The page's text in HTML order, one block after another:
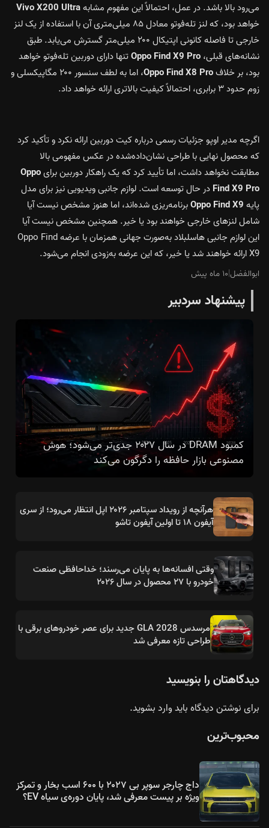
می‌رود بالا باشد. در عمل، احتمالاً این مفهوم مشابهVivo X200 Ultra
خواهد بود، که لنز تله‌فوتو معادل ۸۵ میلی‌متری آن با استفاده از یک لنز
خارجی تا فاصله کانونی اپتیکال ۲۰۰ میلی‌متر گسترش می‌یابد. طبق
نشانه‌های قبلی، Oppo Find X9 Proتنها دارای دوربین تله‌فوتو خواهد
بود، بر خلافOppo Find X8 Pro
، اما به لطف سنسور ۲۰۰ مگاپیکسلی و
زوم حدود ۳ برابری، احتمالاً کیفیت بالاتری ارائه خواهد داد.
اگرچه مدیر اوپو جزئیات رسمی درباره کیت دوربین ارائه نکرد و تأکید کرد
که محصول نهایی با طراحی نشان‌داده‌شده در عکس مفهومی بالا
مطابقت نخواهد داشت، اما تأیید کرد که یک راهکار دوربین برایOppo
Find X9 Pro در حال توسعه است. لوازم جانبی ویدیویی نیز برای مدل
پایه Oppo Find X9برنامه‌ریزی شده‌اند، اما هنوز مشخص نیست آیا
شامل لنزهای خارجی خواهند بود یا خیر. همچنین مشخص نیست آیا
این لوازم جانبی هاسلبلاد به‌صورت جهانی همزمان با عرضه Oppo Find
X9 ارائه خواهند شد یا خیر، که این عرضه به‌زودی انجام می‌شود.
ابوالفضل|۱۰ ماه پیش
پیشنهاد سردبیر
کمبود DRAM در سال ۲۰۲۷ جدی‌تر می‌شود؛ هوش
مصنوعی بازار حافظه را دگرگون می‌کند
هرآنچه از رویداد سپتامبر ۲۰۲۶ اپل انتظار می‌رود؛ از سری
آیفون ۱۸ تا اولین آیفون تاشو
وقتی افسانه‌ها به پایان می‌رسند؛ خداحافظی صنعت
خودرو با ۲۷ محصول در سال ۲۰۲۶
مرسدس GLA 2028 جدید برای عصر خودروهای برقی با
طراحی تازه معرفی شد
دیدگاهتان را بنویسید
برای نوشتن دیدگاه بایدوارد بشوید.
محبوب‌ترین
داج چارجر سوپر بی ۲۰۲۷ با ۶۰۰ اسب بخار و تمرکز
ویژه بر پیست معرفی شد، پایان دوره‌ی سیاه EV؟